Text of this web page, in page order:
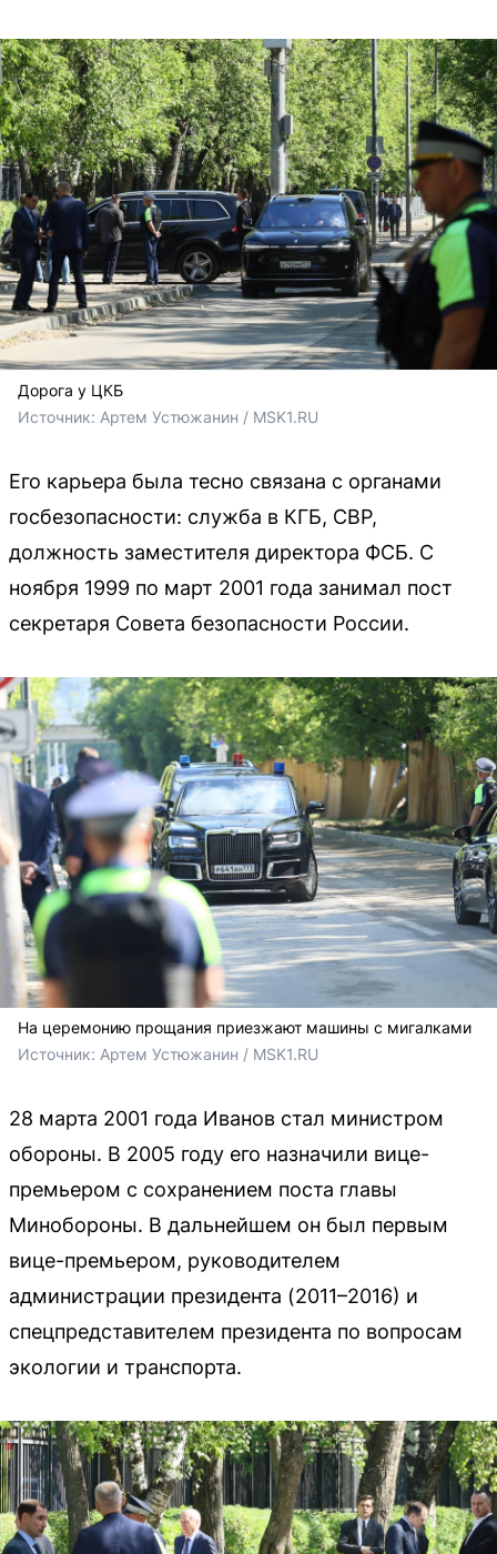
Дорога у ЦКБ
Источник: Артем Устюжанин / MSK1.RU
Его карьера была тесно связана с органами
госбезопасности: служба в КГБ, СВР,
должность заместителя директора ФСБ. С
ноября 1999 по март 2001 года занимал пост
секретаря Совета безопасности России.
На церемонию прощания приезжают машины с мигалками
Источник: Артем Устюжанин / MSK1.RU
28 марта 2001 года Иванов стал министром
обороны. В 2005 году его назначили вице-
премьером с сохранением поста главы
Минобороны. В дальнейшем он был первым
вице-премьером, руководителем
администрации президента (2011–2016) и
спецпредставителем президента по вопросам
экологии и транспорта.